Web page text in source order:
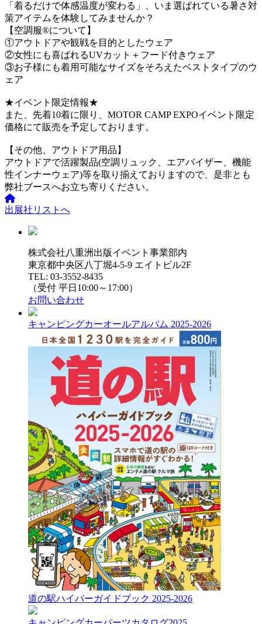
「着るだけで体感温度が変わる」、いま選ばれている暑さ対
策アイテムを体験してみませんか？
【空調服®について】
①アウトドアや観戦を目的としたウェア
②女性にも喜ばれるUVカット＋フード付きウェア
③お子様にも着用可能なサイズをそろえたベストタイプのウ
ェア
★イベント限定情報★
また、先着10着に限り、MOTOR CAMP EXPOイベント限定
価格にて販売を予定しております。
【その他、アウトドア用品】
アウトドアで活躍製品(空調リュック、エアバイザー、機能
性インナーウェア)等を取り揃えておりますので、是非とも
弊社ブースへお立ち寄りください。
出展社リストへ
株式会社八重洲出版イベント事業部内
東京都中央区八丁堀4-5-9 エイトビル2F
TEL: 03-3552-8435
（受付 平日10:00～17:00）
お問い合わせ
キャンピングカーオールアルバム 2025-2026
道の駅ハイパーガイドブック 2025-2026